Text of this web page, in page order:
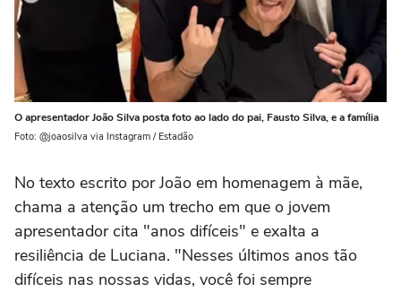
O apresentador João Silva posta foto ao lado do pai, Fausto Silva, e a família
Foto: @joaosilva via Instagram / Estadão
No texto escrito por João em homenagem à mãe,
chama a atenção um trecho em que o jovem
apresentador cita "anos difíceis" e exalta a
resiliência de Luciana. "Nesses últimos anos tão
difíceis nas nossas vidas, você foi sempre